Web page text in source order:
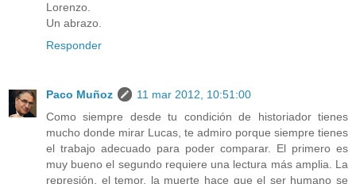
Lorenzo.
Un abrazo.
Responder
Paco Muñoz
11 mar 2012, 10:51:00
Como siempre desde tu condición de historiador tienes
mucho donde mirar Lucas, te admiro porque siempre tienes
el trabajo adecuado para poder comparar. El primero es
muy bueno el segundo requiere una lectura más amplia. La
represión, el temor, la muerte hace que el ser humano se